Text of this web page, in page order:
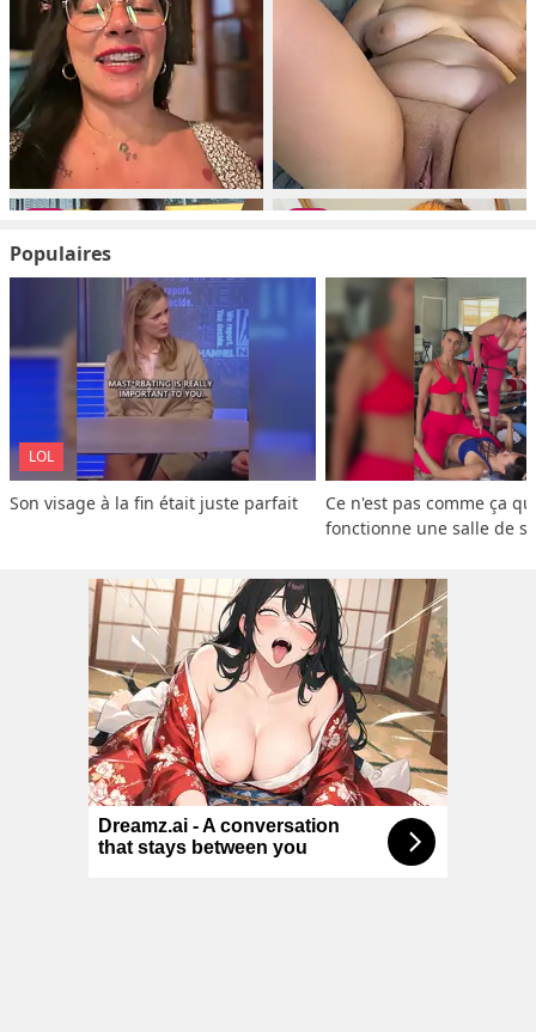
Populaires
LOL
Son visage à la fin était juste parfait
Ce n'est pas comme ça
fonctionne une salle de